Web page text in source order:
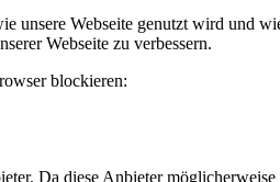
unsere Webseite genutzt wird und
Webseite zu verbessern.
blockieren:
Da diese Anbieter